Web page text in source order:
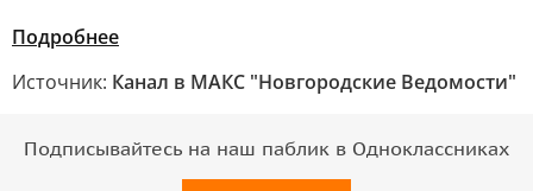
Подробнее
Источник: Канал в МАКС "Новгородские Ведомости"
Подписывайтесь на наш паблик в Одноклассниках